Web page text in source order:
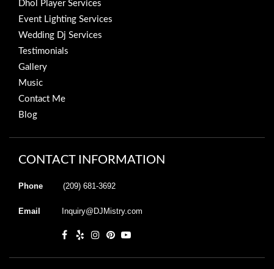
Dhol Player Services
Event Lighting Services
Wedding Dj Services
Testimonials
Gallery
Music
Contact Me
Blog
CONTACT INFORMATION
Phone (209) 681-3692
Email Inquiry@DJMistry.com